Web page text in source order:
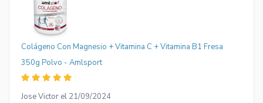
Colágeno Con Magnesio + Vitamina C + Vitamina B1 Fresa
350g Polvo - Amlsport
Jose Victor el 21/09/2024